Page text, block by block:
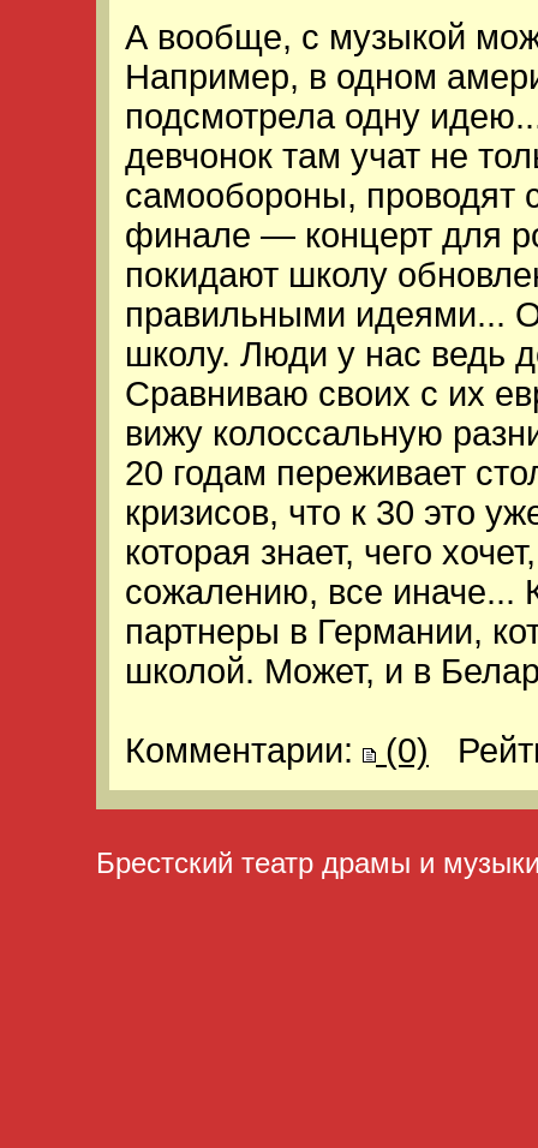
А вообще, с музыкой
Например, в одном
подсмотрела одну
девчонок там учат не
самообороны, проводят
финале — концерт для
покидают школу
правильными идеями...
школу. Люди у нас ведь
Сравниваю своих с их
вижу колоссальную
20 годам переживает
кризисов, что к 30 это
которая знает, чего
сожалению, все иначе...
партнеры в Германии,
школой. Может, и в
Комментарии: (0)
Брестский театр драмы и